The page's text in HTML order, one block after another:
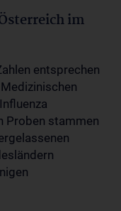
im
entsprechen
Proben stammen